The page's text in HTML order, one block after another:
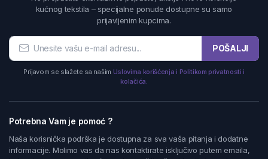
kućnog tekstila – specijalne ponude dostupne su samo
prijavljenim kupcima.
POŠALJI
Prijavom se slažete sa našim Uslovima korišćenja i Politikom privatnosti i
kolačića.
Potrebna Vam je pomoć ?
Naša korisnička podrška je dostupna za sva vaša pitanja i dodatne
informacije. Molimo vas da nas kontaktirate isključivo putem emaila,